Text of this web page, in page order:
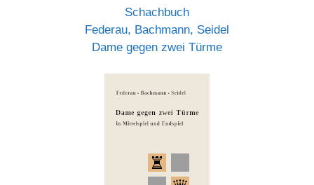
Schachbuch
Federau, Bachmann, Seidel
Dame gegen zwei Türme